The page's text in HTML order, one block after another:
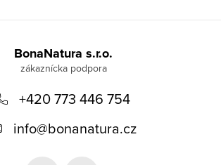
BonaNatura s.r.o.
+420 773 446 754
info@bonanatura.cz